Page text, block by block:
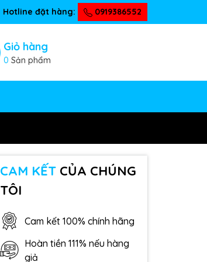
Hotline đặt hàng: 0919386552
Giỏ hàng
0 Sản phẩm
CAM KẾTCỦA CHÚNG
TÔI
Cam kết 100% chính hãng
Hoàn tiền 111% nếu hàng
giả